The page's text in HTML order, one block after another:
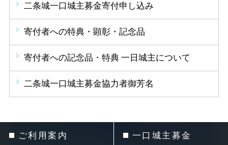
二条城一口城主募金寄付申し込み
寄付者への特典・ 顕彰・記念品
寄付者への記念品・ 特典 一日城主について
二条城一口城主募金協力者御芳名
ご利用案内 一口城主募金